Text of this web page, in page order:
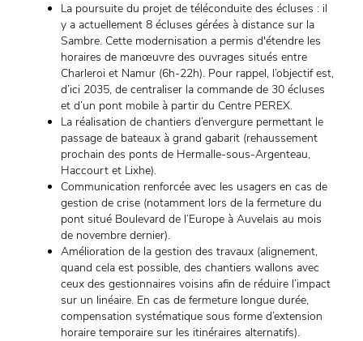
La poursuite du projet de téléconduite des écluses : il
y a actuellement 8 écluses gérées à distance sur la
Sambre. Cette modernisation a permis d'étendre les
horaires de manœuvre des ouvrages situés entre
Charleroi et Namur (6h-22h). Pour rappel, l’objectif est,
d’ici 2035, de centraliser la commande de 30 écluses
et d’un pont mobile à partir du Centre PEREX.
La réalisation de chantiers d’envergure permettant le
passage de bateaux à grand gabarit (rehaussement
prochain des ponts de Hermalle-sous-Argenteau,
Haccourt et Lixhe).
Communication renforcée avec les usagers en cas de
gestion de crise (notamment lors de la fermeture du
pont situé Boulevard de l’Europe à Auvelais au mois
de novembre dernier).
Amélioration de la gestion des travaux (alignement,
quand cela est possible, des chantiers wallons avec
ceux des gestionnaires voisins afin de réduire l’impact
sur un linéaire. En cas de fermeture longue durée,
compensation systématique sous forme d’extension
horaire temporaire sur les itinéraires alternatifs).